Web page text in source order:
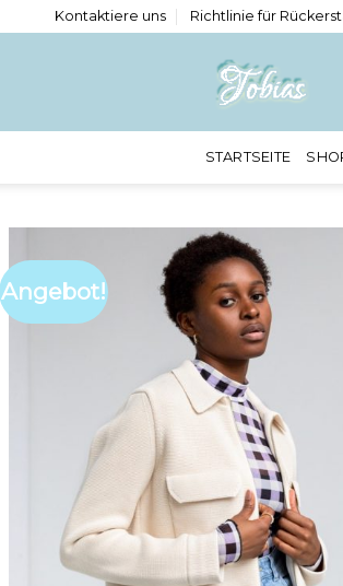
Kontaktiere uns Richtlinie für
STARTSEITE
Angebot!